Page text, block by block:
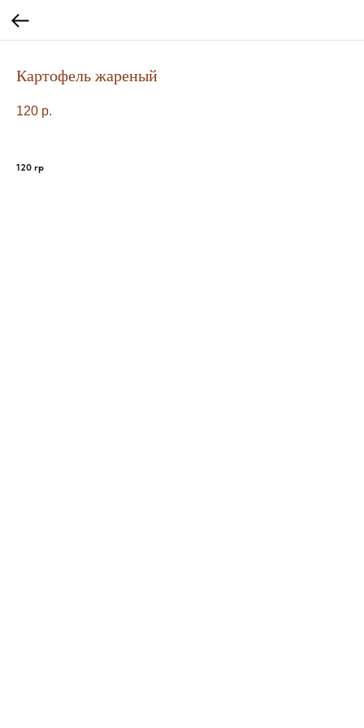
Картофель жареный
120 р.
120 гр